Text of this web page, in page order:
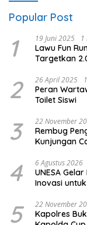
Popular Post
1 19 Juni 2025
Lawu Fun
Targetkan
2 26 April 2025
Peran
Toilet Siswi
3 22 November
Rembug
Kunjungan
4 6 Agustus 2026
UNESA
Inovasi
5 22 November
Kapolres